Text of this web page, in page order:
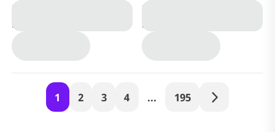
Кроссовки из
натуральной кожи P67-
1 белые
Кроссовки из
натуральной кожи P65-
1 белые
1 2 3 4 ... 195